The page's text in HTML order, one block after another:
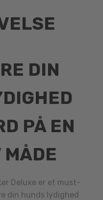
DIN
PÅ EN
MÅDE
Deluxe er et must-
din hunds lydighed